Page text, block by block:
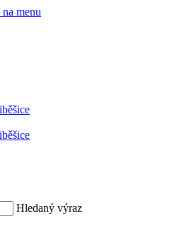
menu
Hledaný výraz